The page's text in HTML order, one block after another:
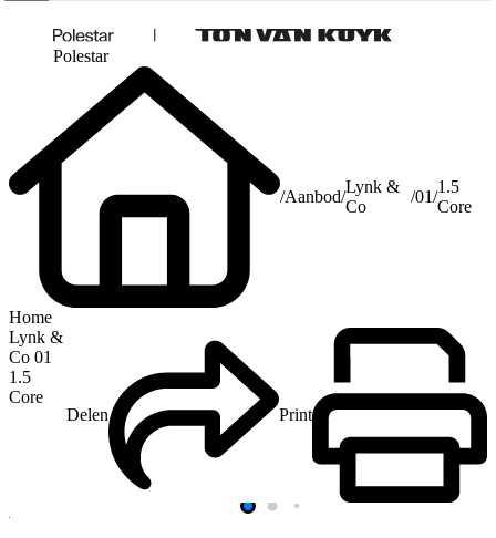
Polestar
Home
/Aanbod/
Lynk &
Co
/01/
1.5
Core
Lynk &
Co 01
1.5
Core
Delen
Print